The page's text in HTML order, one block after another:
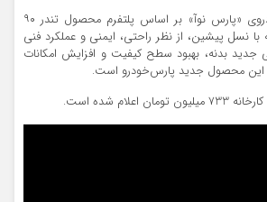
بر پایه این گزارش، خودروی «پارس نوآ» بر اساس پلتفرم محصول تندر ۹۰
با نسل پیشین، از نظر راحتی، ایمنی و عملکرد فنی
جدید بدنه، بهبود سطح کیفیت و افزایش امکانات
این محصول جدید پارس‌خودرو است.
شده است.